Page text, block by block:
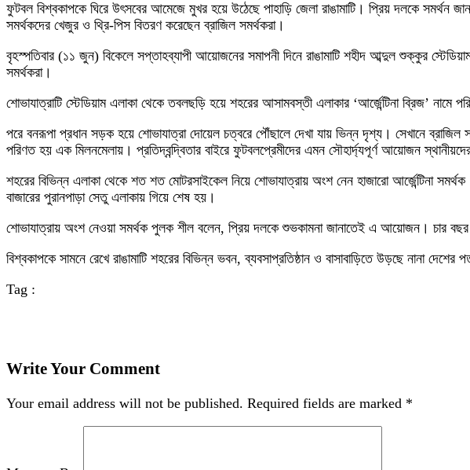
ফুটবল বিশ্বকাপকে ঘিরে উৎসবের আমেজে মুখর হয়ে উঠেছে পাহাড়ি জেলা রাঙামাটি। প্রিয় দলকে সমর্থন
সমর্থকদের খেজুর ও থ্রি-পিস বিতরণ করেছেন ব্রাজিল সমর্থকরা।
বৃহস্পতিবার (১১ জুন) বিকেলে সপ্তাহব্যাপী আয়োজনের সমাপনী দিনে রাঙামাটি শহীদ আব্দুল শুক্কুর
সমর্থকরা।
শোভাযাত্রাটি স্টেডিয়াম এলাকা থেকে তবলছড়ি হয়ে শহরের আসামবস্তী এলাকার ‘আর্জেন্টিনা ব্রিজ’
পরে বনরূপা প্রধান সড়ক হয়ে শোভাযাত্রা দোয়েল চত্বরে পৌঁছালে দেখা যায় ভিন্ন দৃশ্য। সেখানে
পরিণত হয় এক মিলনমেলায়। প্রতিদ্বন্দ্বিতার বাইরে ফুটবলপ্রেমীদের এমন সৌহার্দ্যপূর্ণ আয়োজন স্থানীয়দের
শহরের বিভিন্ন এলাকা থেকে শত শত মোটরসাইকেল নিয়ে শোভাযাত্রায় অংশ নেন হাজারো আর্জেন্টিনা
বাজারের পুরানপাড়া সেতু এলাকায় গিয়ে শেষ হয়।
শোভাযাত্রায় অংশ নেওয়া সমর্থক পুলক শীল বলেন, প্রিয় দলকে শুভকামনা জানাতেই এ আয়োজন। চার বছর
বিশ্বকাপকে সামনে রেখে রাঙামাটি শহরের বিভিন্ন ভবন, ব্যবসাপ্রতিষ্ঠান ও বাসাবাড়িতে উড়ছে নানা
Tag :
Write Your Comment
Your email address will not be published. Required fields are marked *